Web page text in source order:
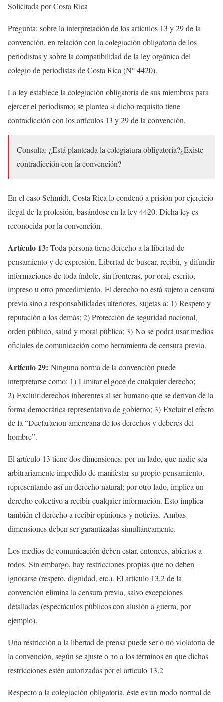
Solicitada por Costa Rica
Pregunta: sobre la interpretación de los artículos 13 y 29 de la
convención, en relación con la colegiación obligatoria de los
periodistas y sobre la compatibilidad de la ley orgánica del
colegio de periodistas de Costa Rica (N° 4420).
La ley establece la colegiación obligatoria de sus miembros para
ejercer el periodismo; se plantea si dicho requisito tiene
contradicción con los artículos 13 y 29 de la convención.
Consulta: ¿Está planteada la colegiatura obligatoria?¿Existe
contradicción con la convención?
En el caso Schmidt, Costa Rica lo condenó a prisión por ejercicio
ilegal de la profesión, basándose en la ley 4420. Dicha ley es
reconocida por la convención.
Artículo 13: Toda persona tiene derecho a la libertad de
pensamiento y de expresión. Libertad de buscar, recibir, y difundir
informaciones de toda índole, sin fronteras, por oral, escrito,
impreso u otro procedimiento. El derecho no está sujeto a censura
previa sino a responsabilidades ulteriores, sujetas a: 1) Respeto y
reputación a los demás; 2) Protección de seguridad nacional,
orden público, salud y moral pública; 3) No se podrá usar medios
oficiales de comunicación como herramienta de censura previa.
Artículo 29: Ninguna norma de la convención puede
interpretarse como: 1) Limitar el goce de cualquier derecho;
2) Excluir derechos inherentes al ser humano que se derivan de la
forma democrática representativa de gobierno; 3) Excluir el efecto
de la “Declaración americana de los derechos y deberes del
hombre”.
El artículo 13 tiene dos dimensiones: por un lado, que nadie sea
arbitrariamente impedido de manifestar su propio pensamiento,
representando así un derecho natural; por otro lado, implica un
derecho colectivo a recibir cualquier información. Esto implica
también el derecho a recibir opiniones y noticias. Ambas
dimensiones deben ser garantizadas simultáneamente.
Los medios de comunicación deben estar, entonces, abiertos a
todos. Sin embargo, hay restricciones propias que no deben
ignorarse (respeto, dignidad, etc.). El artículo 13.2 de la
convención elimina la censura previa, salvo excepciones
detalladas (espectáculos públicos con alusión a guerra, por
ejemplo).
Una restricción a la libertad de prensa puede ser o no violatoria de
la convención, según se ajuste o no a los términos en que dichas
restricciones estén autorizadas por el artículo 13.2
Respecto a la colegiación obligatoria, éste es un modo normal de